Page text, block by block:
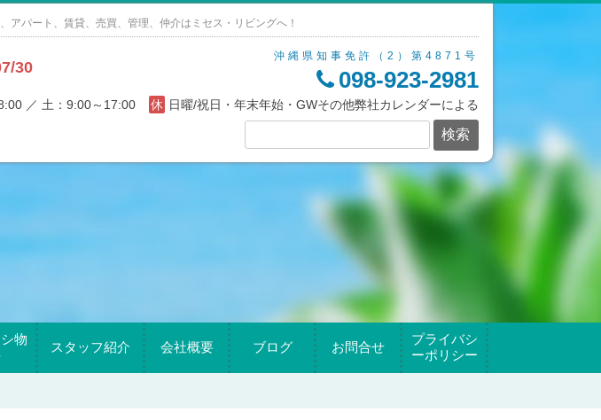
パート、賃貸、売買、管理、仲介はミセス・リビングへ！
30
沖縄県知事免許（2）第4871号
098-923-2981
／ 土：9:00～17:00 休 日曜/祝日・年末年始・GWその他弊社カレンダーによる
物
スタッフ紹介 会社概要 ブログ お問合せ
プライバシ
ーポリシー